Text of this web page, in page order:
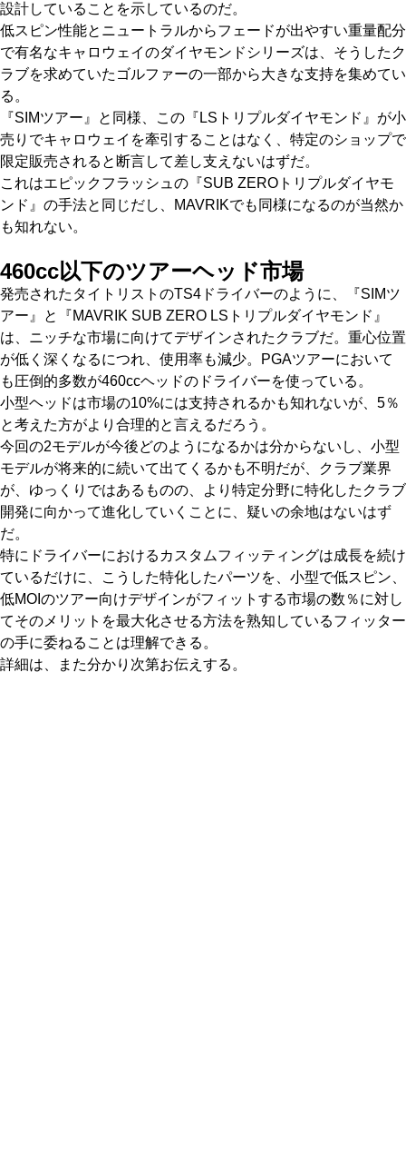
設計していることを示しているのだ。
低スピン性能とニュートラルからフェードが出やすい重量配分
で有名なキャロウェイのダイヤモンドシリーズは、そうしたク
ラブを求めていたゴルファーの一部から大きな支持を集めてい
る。
『SIMツアー』と同様、この『LSトリプルダイヤモンド』が小
売りでキャロウェイを牽引することはなく、特定のショップで
限定販売されると断言して差し支えないはずだ。
これはエピックフラッシュの『SUB ZEROトリプルダイヤモ
ンド』の手法と同じだし、MAVRIKでも同様になるのが当然か
も知れない。
460cc以下のツアーヘッド市場
発売されたタイトリストのTS4ドライバーのように、『SIMツ
アー』と『MAVRIK SUB ZERO LSトリプルダイヤモンド』
は、ニッチな市場に向けてデザインされたクラブだ。重心位置
が低く深くなるにつれ、使用率も減少。PGAツアーにおいて
も圧倒的多数が460ccヘッドのドライバーを使っている。
小型ヘッドは市場の10%には支持されるかも知れないが、5％
と考えた方がより合理的と言えるだろう。
今回の2モデルが今後どのようになるかは分からないし、小型
モデルが将来的に続いて出てくるかも不明だが、クラブ業界
が、ゆっくりではあるものの、より特定分野に特化したクラブ
開発に向かって進化していくことに、疑いの余地はないはず
だ。
特にドライバーにおけるカスタムフィッティングは成長を続け
ているだけに、こうした特化したパーツを、小型で低スピン、
低MOIのツアー向けデザインがフィットする市場の数％に対し
てそのメリットを最大化させる方法を熟知しているフィッター
の手に委ねることは理解できる。
詳細は、また分かり次第お伝えする。